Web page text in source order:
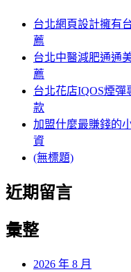
台北網頁設計擁有
薦
台北中醫減肥通通
薦
台北花店IQOS煙
款
加盟什麼最賺錢的
資
(無標題)
近期留言
彙整
2026 年 8 月